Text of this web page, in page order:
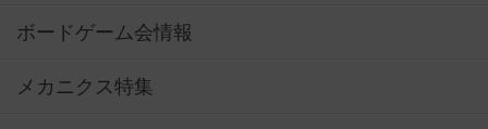
ボードゲーム会情報
メカニクス特集